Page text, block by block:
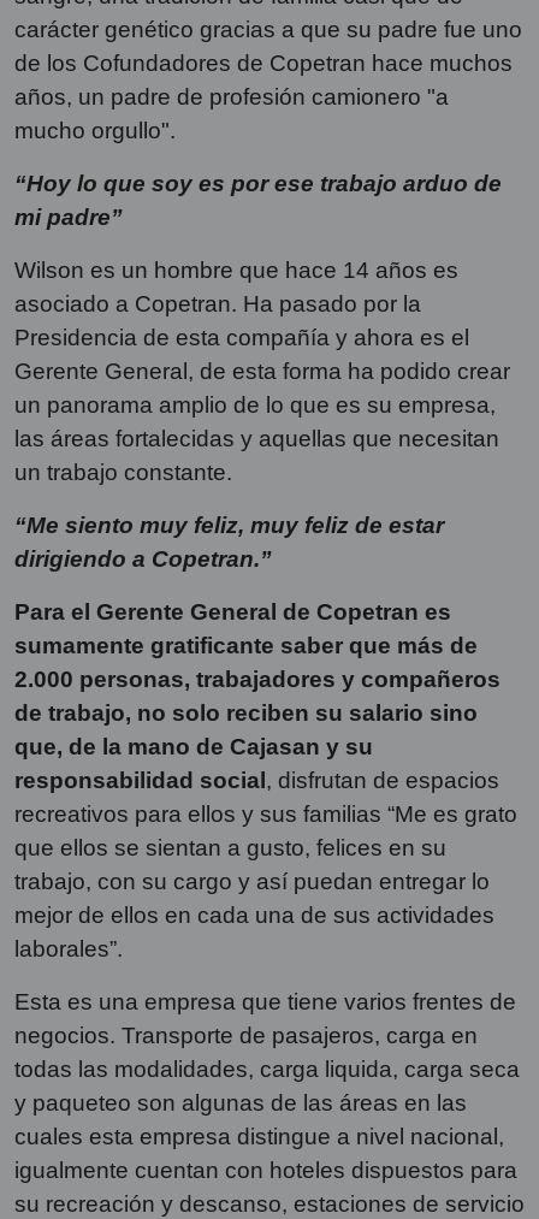
carácter genético gracias a que su padre fue uno
de los Cofundadores de Copetran hace muchos
años, un padre de profesión camionero "a
mucho orgullo".
“Hoy lo que soy es por ese trabajo arduo de
mi padre”
Wilson es un hombre que hace 14 años es
asociado a Copetran. Ha pasado por la
Presidencia de esta compañía y ahora es el
Gerente General, de esta forma ha podido crear
un panorama amplio de lo que es su empresa,
las áreas fortalecidas y aquellas que necesitan
un trabajo constante.
“Me siento muy feliz, muy feliz de estar
dirigiendo a Copetran.”
Para el Gerente General de Copetran es
sumamente gratificante saber que más de
2.000 personas, trabajadores y compañeros
de trabajo, no solo reciben su salario sino
que, de la mano de Cajasan y su
responsabilidad social , disfrutan de espacios
recreativos para ellos y sus familias “Me es grato
que ellos se sientan a gusto, felices en su
trabajo, con su cargo y así puedan entregar lo
mejor de ellos en cada una de sus actividades
laborales”.
Esta es una empresa que tiene varios frentes de
negocios. Transporte de pasajeros, carga en
todas las modalidades, carga liquida, carga seca
y paqueteo son algunas de las áreas en las
cuales esta empresa distingue a nivel nacional,
igualmente cuentan con hoteles dispuestos para
su recreación y descanso, estaciones de servicio